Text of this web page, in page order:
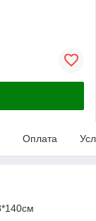
Оплата